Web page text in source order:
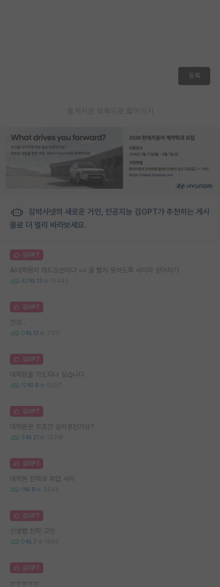
등록
게시판 목록으로 돌아가기
김박사넷의 새로운 거인, 인공지능 김GPT가 추천하는 게시
물로 더 멀리 바라보세요.
김GPT
AI대학원이 레드오션이다 == 꿀 빨지 못하도록 사다리 걷어차기
42 13 16443
김GPT
전과..
0 12 7317
김GPT
대학원을 가도되나 싶습니다
12 9 6257
김GPT
대학원은 무조건 설카포인가요?
5 21 13318
김GPT
대학원 진학과 취업 사이
1 8 5644
김GPT
신생랩 진학 고민
0 7 1506
김GPT
ㅠㅠㅠㅠㅠ